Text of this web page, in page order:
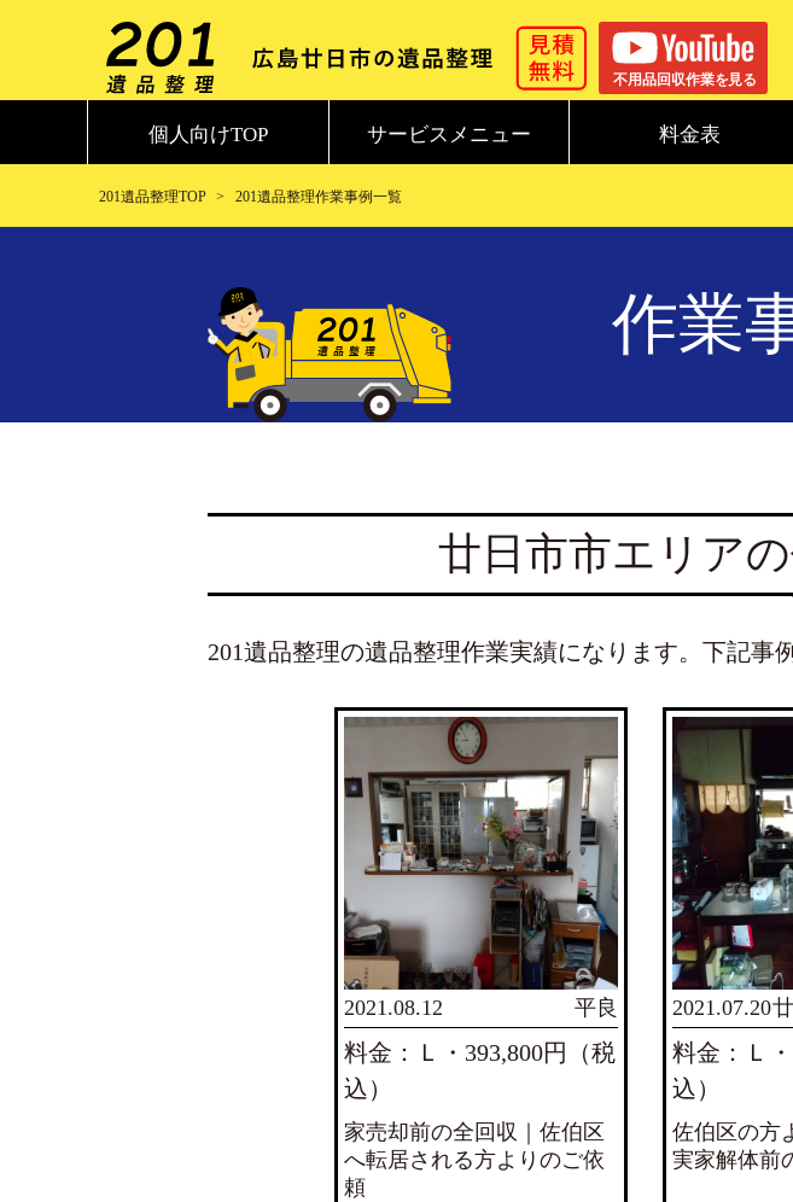
個人向けTOP サービスメニュー 料金表
201遺品整理TOP 201遺品整理作業事例一覧
作業
廿日市市エリア
201遺品整理の遺品整理作業実績になります。下記事
2021.08.12 平良
料金：Ｌ・393,800円（税
込）
家売却前の全回収｜佐伯区
へ転居される方よりのご依
頼
2021.07.20
料金：Ｌ
込）
佐伯区の方
実家解体前